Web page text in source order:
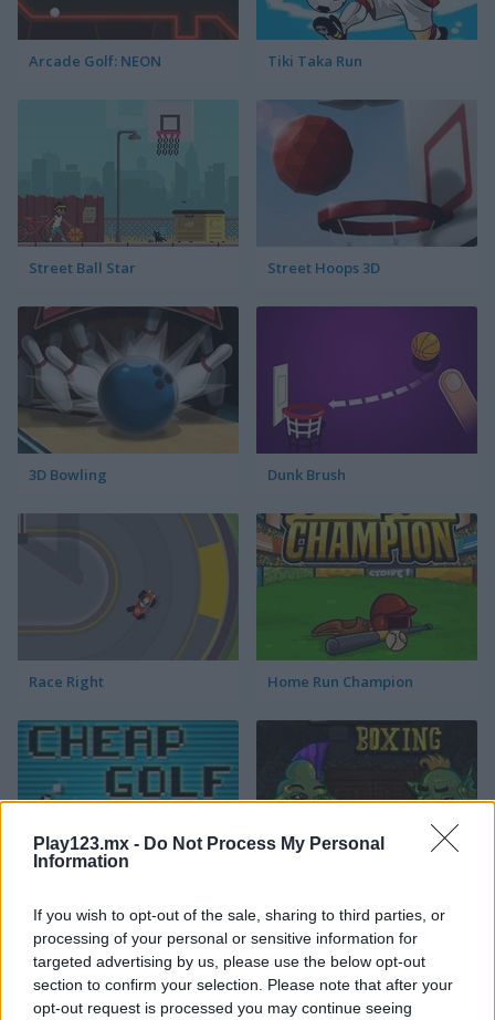
Play123.mx - Do Not Process My Personal
Information
If you wish to opt-out of the sale, sharing to third parties, or
processing of your personal or sensitive information for
targeted advertising by us, please use the below opt-out
section to confirm your selection. Please note that after your
opt-out request is processed you may continue seeing
Arcade Golf: NEON Tiki Taka Run
Street Ball Star Street Hoops 3D
3D Bowling Dunk Brush
Race Right Home Run Champion
Categorías Relacionadas
juegos de fútbol americano